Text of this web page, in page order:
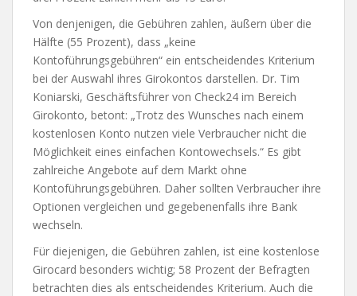
Von denjenigen, die Gebühren zahlen, äußern über die
Hälfte (55 Prozent), dass „keine
Kontoführungsgebühren“ ein entscheidendes Kriterium
bei der Auswahl ihres Girokontos darstellen. Dr. Tim
Koniarski, Geschäftsführer von Check24 im Bereich
Girokonto, betont: „Trotz des Wunsches nach einem
kostenlosen Konto nutzen viele Verbraucher nicht die
Möglichkeit eines einfachen Kontowechsels.“ Es gibt
zahlreiche Angebote auf dem Markt ohne
Kontoführungsgebühren. Daher sollten Verbraucher ihre
Optionen vergleichen und gegebenenfalls ihre Bank
wechseln.
Für diejenigen, die Gebühren zahlen, ist eine kostenlose
Girocard besonders wichtig; 58 Prozent der Befragten
betrachten dies als entscheidendes Kriterium. Auch die